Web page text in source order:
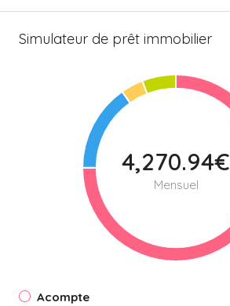
Simulateur de prêt immobilier
4,270.94€
Mensuel
Acompte